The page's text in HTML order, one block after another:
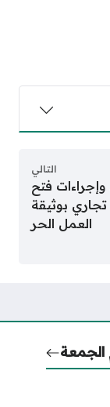
التالي
فتح
بوثيقة
العمل الحر